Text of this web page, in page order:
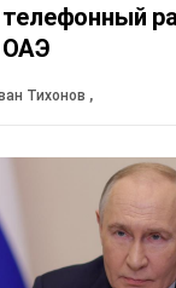
ОАЭ
Тихонов ,